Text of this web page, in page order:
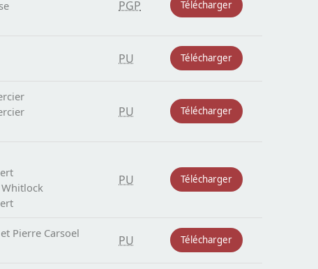
PGP Télécharger
PU Télécharger
PU Télécharger
PU Télécharger
Pierre Carsoel
PU Télécharger